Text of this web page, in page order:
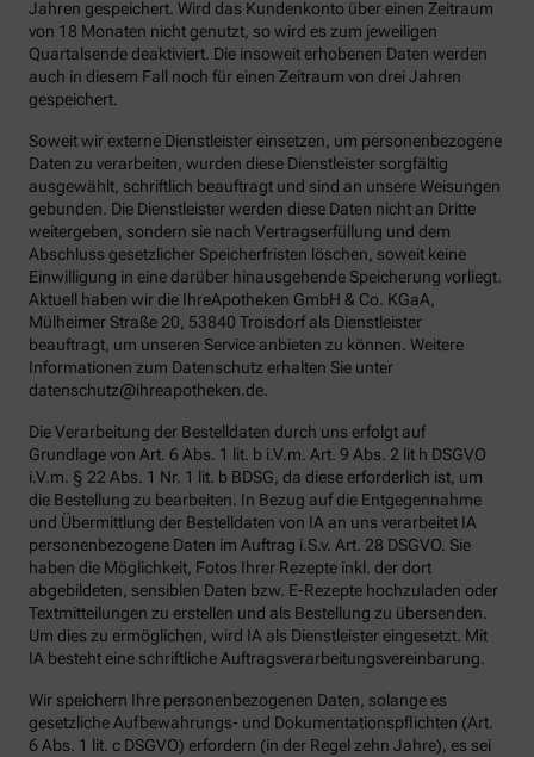
Jahren gespeichert. Wird das Kundenkonto über einen Zeitraum
von 18 Monaten nicht genutzt, so wird es zum jeweiligen
Quartalsende deaktiviert. Die insoweit erhobenen Daten werden
auch in diesem Fall noch für einen Zeitraum von drei Jahren
gespeichert.
Soweit wir externe Dienstleister einsetzen, um personenbezogene
Daten zu verarbeiten, wurden diese Dienstleister sorgfältig
ausgewählt, schriftlich beauftragt und sind an unsere Weisungen
gebunden. Die Dienstleister werden diese Daten nicht an Dritte
weitergeben, sondern sie nach Vertragserfüllung und dem
Abschluss gesetzlicher Speicherfristen löschen, soweit keine
Einwilligung in eine darüber hinausgehende Speicherung vorliegt.
Aktuell haben wir die IhreApotheken GmbH & Co. KGaA,
Mülheimer Straße 20, 53840 Troisdorf als Dienstleister
beauftragt, um unseren Service anbieten zu können. Weitere
Informationen zum Datenschutz erhalten Sie unter
datenschutz@ihreapotheken.de.
Die Verarbeitung der Bestelldaten durch uns erfolgt auf
Grundlage von Art. 6 Abs. 1 lit. b i.V.m. Art. 9 Abs. 2 lit h DSGVO
i.V.m. § 22 Abs. 1 Nr. 1 lit. b BDSG, da diese erforderlich ist, um
die Bestellung zu bearbeiten. In Bezug auf die Entgegennahme
und Übermittlung der Bestelldaten von IA an uns verarbeitet IA
personenbezogene Daten im Auftrag i.S.v. Art. 28 DSGVO. Sie
haben die Möglichkeit, Fotos Ihrer Rezepte inkl. der dort
abgebildeten, sensiblen Daten bzw. E-Rezepte hochzuladen oder
Textmitteilungen zu erstellen und als Bestellung zu übersenden.
Um dies zu ermöglichen, wird IA als Dienstleister eingesetzt. Mit
IA besteht eine schriftliche Auftragsverarbeitungsvereinbarung.
Wir speichern Ihre personenbezogenen Daten, solange es
gesetzliche Aufbewahrungs- und Dokumentationspflichten (Art.
6 Abs. 1 lit. c DSGVO) erfordern (in der Regel zehn Jahre), es sei